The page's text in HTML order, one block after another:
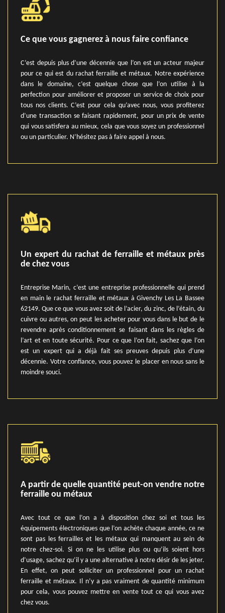
Ce que vous gagnerez à nous faire confiance
C’est depuis plus d’une décennie que l’on est un acteur majeur
pour ce qui est du rachat ferraille et métaux. Notre expérience
dans le domaine, c’est quelque chose que l’on utilise à la
perfection pour améliorer et proposer un service de choix pour
tous nos clients. C’est pour cela qu’avec nous, vous profiterez
d’une transaction se faisant rapidement, pour un prix de vente
qui vous satisfera au mieux, cela que vous soyez un professionnel
ou un particulier. N’hésitez pas à faire appel à nous.
Un expert du rachat de ferraille et métaux près
de chez vous
Entreprise Marin, c’est une entreprise professionnelle qui prend
en main le rachat ferraille et métaux à Givenchy Les La Bassee
62149. Que ce que vous avez soit de l’acier, du zinc, de l’étain, du
cuivre ou autres, on peut les acheter pour vous dans le but de le
revendre après conditionnement se faisant dans les règles de
l’art et en toute sécurité. Pour ce que l’on fait, sachez que l’on
est un expert qui a déjà fait ses preuves depuis plus d’une
décennie. Votre confiance, vous pouvez le placer en nous sans le
moindre souci.
A partir de quelle quantité peut-on vendre notre
ferraille ou métaux
Avec tout ce que l’on a à disposition chez soi et tous les
équipements électroniques que l’on achète chaque année, ce ne
sont pas les ferrailles et les métaux qui manquent au sein de
notre chez-soi. Si on ne les utilise plus ou qu’ils soient hors
d’usage, sachez qu’il y a une alternative à notre désir de les jeter.
En effet, on peut solliciter un professionnel pour un rachat
ferraille et métaux. Il n’y a pas vraiment de quantité minimum
pour cela, vous pouvez mettre en vente tout ce qui vous avez
chez vous.